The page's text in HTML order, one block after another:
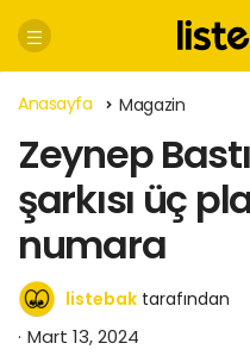
Anasayfa Magazin
Zeynep
şarkısı üç
numara
listebak tarafından
Mart 13, 2024